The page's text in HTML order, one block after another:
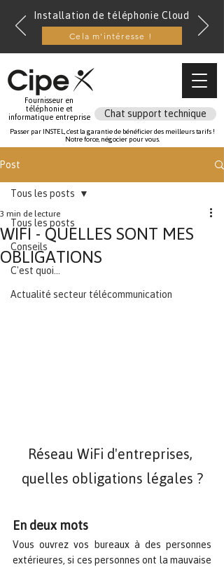
Installation de téléphonie Cloud
Cela m'intéresse !
Fournisseur en
téléphonie et
informatique entreprise
Passer par INSTEL, c'est la garantie de bénéficier des meilleurs tarifs !
Notre force, négocier pour vous.
Chat support technique
Post
Tous les posts
Conseils
C'est quoi...
Actualité secteur télécommunication
Tous les posts
WIFI - QUELLES SONT MES
OBLIGATIONS
3 min de lecture
Réseau WiFi d'entreprises,
quelles obligations légales ?
En deux mots
Vous ouvrez vos bureaux à des personnes
extérieures, si ces personnes ont la mauvaise